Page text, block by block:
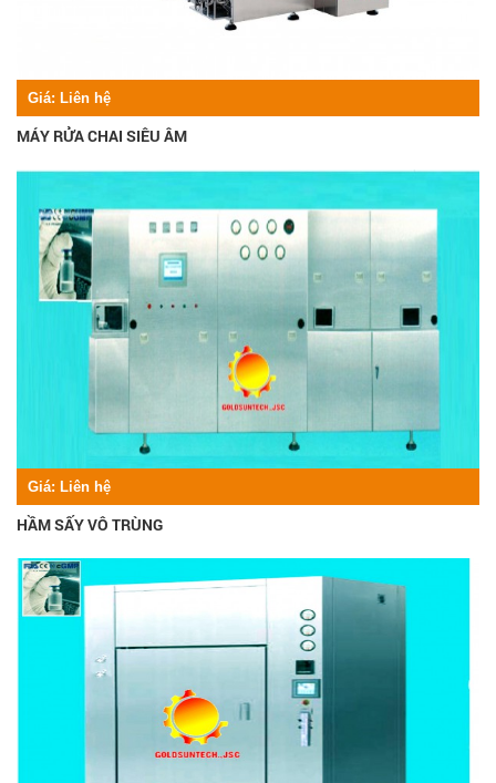
Giá: Liên hệ
MÁY RỬA CHAI SIÊU ÂM
Giá: Liên hệ
HẦM SẤY VÔ TRÙNG